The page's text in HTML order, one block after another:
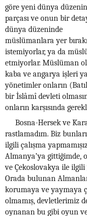
göre yeni dünya
parçası ve onun bir
dünya düzeninde
müslümanlara yer
istemiyorlar, ya da
etmiyorlar. Müslüman
kaba ve angarya işleri
yönetimler onların
bir İslâmî devleti
onların karşısında
Bosna-Hersek ve
rastlamadım. Biz
ilgili çalışma
Almanya’ya gittiğimde,
ve Çekoslovakya ile
Orada bulunan
korumaya ve yaymaya
olmamış, devletlerimiz
oynanan bu gibi oyun